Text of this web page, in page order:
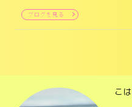
ブログを見る
こ